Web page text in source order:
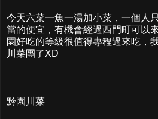
今天六菜一魚一湯加小菜，一個人
當的便宜，有機會經過西門町可以
園好吃的等級很值得專程過來吃，
川菜團了XD
黔園川菜